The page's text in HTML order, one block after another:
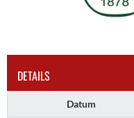
DETAILS
Datum